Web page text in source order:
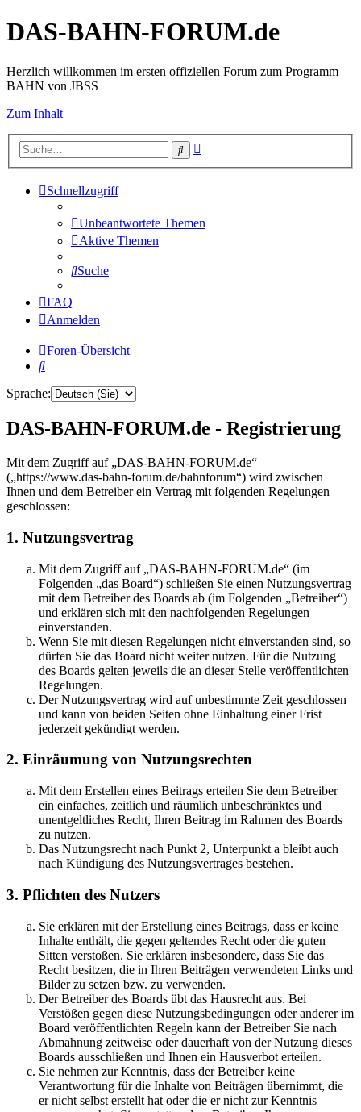
DAS-BAHN-FORUM.de
Herzlich willkommen im ersten offiziellen Forum zum Programm
BAHN von JBSS
Zum Inhalt
Suche
Schnellzugriff
Unbeantwortete Themen
Aktive Themen
Suche
FAQ
Anmelden
Foren-Übersicht
Suche
Sprache:
DAS-BAHN-FORUM.de - Registrierung
Mit dem Zugriff auf „DAS-BAHN-FORUM.de“
(„https://www.das-bahn-forum.de/bahnforum“) wird zwischen
Ihnen und dem Betreiber ein Vertrag mit folgenden Regelungen
geschlossen:
1. Nutzungsvertrag
Mit dem Zugriff auf „DAS-BAHN-FORUM.de“ (im
Folgenden „das Board“) schließen Sie einen Nutzungsvertrag
mit dem Betreiber des Boards ab (im Folgenden „Betreiber“)
und erklären sich mit den nachfolgenden Regelungen
einverstanden.
Wenn Sie mit diesen Regelungen nicht einverstanden sind, so
dürfen Sie das Board nicht weiter nutzen. Für die Nutzung
des Boards gelten jeweils die an dieser Stelle veröffentlichten
Regelungen.
Der Nutzungsvertrag wird auf unbestimmte Zeit geschlossen
und kann von beiden Seiten ohne Einhaltung einer Frist
jederzeit gekündigt werden.
2. Einräumung von Nutzungsrechten
Mit dem Erstellen eines Beitrags erteilen Sie dem Betreiber
ein einfaches, zeitlich und räumlich unbeschränktes und
unentgeltliches Recht, Ihren Beitrag im Rahmen des Boards
zu nutzen.
Das Nutzungsrecht nach Punkt 2, Unterpunkt a bleibt auch
nach Kündigung des Nutzungsvertrages bestehen.
3. Pflichten des Nutzers
Sie erklären mit der Erstellung eines Beitrags, dass er keine
Inhalte enthält, die gegen geltendes Recht oder die guten
Sitten verstoßen. Sie erklären insbesondere, dass Sie das
Recht besitzen, die in Ihren Beiträgen verwendeten Links und
Bilder zu setzen bzw. zu verwenden.
Der Betreiber des Boards übt das Hausrecht aus. Bei
Verstößen gegen diese Nutzungsbedingungen oder anderer im
Board veröffentlichten Regeln kann der Betreiber Sie nach
Abmahnung zeitweise oder dauerhaft von der Nutzung dieses
Boards ausschließen und Ihnen ein Hausverbot erteilen.
Sie nehmen zur Kenntnis, dass der Betreiber keine
Verantwortung für die Inhalte von Beiträgen übernimmt, die
er nicht selbst erstellt hat oder die er nicht zur Kenntnis